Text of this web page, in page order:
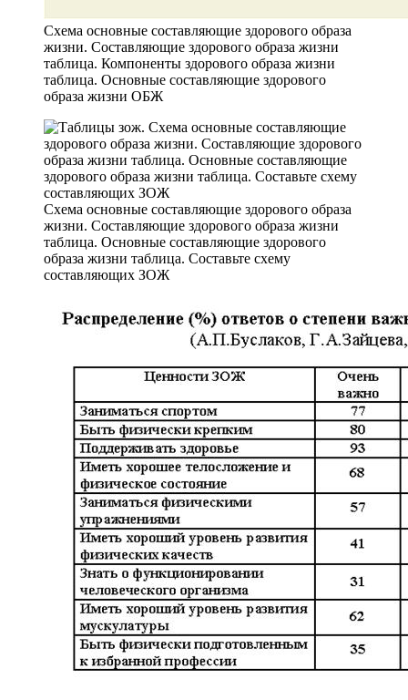
Схема основные составляющие здорового образа
жизни. Составляющие здорового образа жизни
таблица. Компоненты здорового образа жизни
таблица. Основные составляющие здорового
образа жизни ОБЖ
Схема основные составляющие здорового образа
жизни. Составляющие здорового образа жизни
таблица. Основные составляющие здорового
образа жизни таблица. Составьте схему
составляющих ЗОЖ